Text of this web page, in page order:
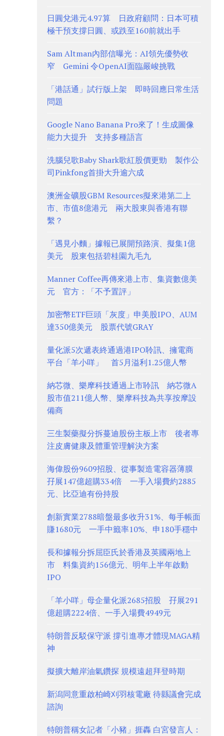
日圓兌港元4.97算 日政府顧問：日本可積
極干預支撐日圓、或跌至160前就出手
Sam Altman內部信曝光：AI領先優勢收
窄 Gemini 令OpenAI面臨嚴峻挑戰
「港話通」試行版上架 即時回應日常生活
問題
Google Nano Banana Pro來了！生成圖像
能力大提升 支持多種語言
洗腦兒歌Baby Shark歌紅股價更勁 製作公
司Pinkfong首掛大升逾六成
澳洲金礦股GBM Resources擬來港第二上
市、市值8億港元 兩大股東與香港有聯
繫？
「遇見小麵」據報已展開預路演、擬集1億
美元 股東包括碧桂園九毛九
Manner Coffee再傳來港上市、集資數億美
元 官方：「不予置評」
加密幣ETF巨頭「灰度」申美股IPO、AUM
達350億美元 股票代號GRAY
量化派5次遞表終通過港IPO聆訊、擁電商
平台「羊小咩」 首5月溢利1.25億人幣
納芯微、樂摩科技通過上市聆訊 納芯微A
股市值211億人幣、樂摩科技為共享按摩設
備商
三生製藥擬分拆蔓迪股份主板上市 後者專
注皮膚健康及體重管理解決方案
海偉股份9609招股、從事製造電容器薄膜
孖展147億超購334倍 一手入場費約2885
元、比亞迪有份持股
創新實業2788暗盤最多收升31%、每手帳面
賺1680元 一手中籤率10%、申180手穩中
長和據報分拆屈臣氏於香港及英國兩地上
市 料集資約156億元、明年上半年啟動
IPO
「羊小咩」母企量化派2685招股 孖展291
億超購2224倍、一手入場費4949元
特朗普反駁保守派 撐引進專才體現MAGA精
神
擬擴大離岸油氣鑽探 規模遠超拜登時期
新潟同意重啟柏崎刈羽核電廠 待縣議會完成
諮詢
特朗普稱女記者「小豬」捱轟 白宮發言人：